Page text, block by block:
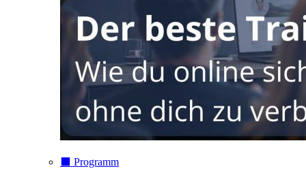
⬛️ Programm